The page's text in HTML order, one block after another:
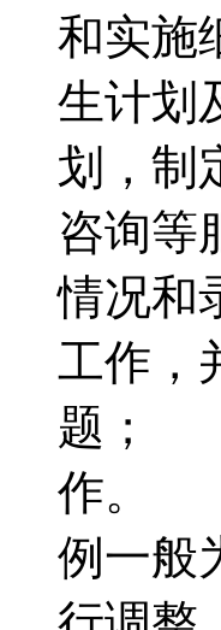
和实
生计划
划，
咨询等
情况
工作，
题； 5
作。
例一般